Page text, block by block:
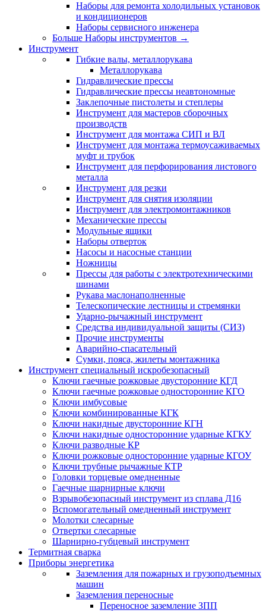
Наборы для ремонта холодильных установок
и кондиционеров
Наборы сервисного инженера
Больше Наборы инструментов →
Инструмент
Гибкие валы, металлорукава
Металлорукава
Гидравлические прессы
Гидравлические прессы неавтономные
Заклепочные пистолеты и степлеры
Инструмент для мастеров сборочных
производств
Инструмент для монтажа СИП и ВЛ
Инструмент для монтажа термоусаживаемых
муфт и трубок
Инструмент для перфорирования листового
металла
Инструмент для резки
Инструмент для снятия изоляции
Инструмент для электромонтажников
Механические прессы
Модульные ящики
Наборы отверток
Насосы и насосные станции
Ножницы
Прессы для работы с электротехническими
шинами
Рукава маслонаполненные
Телескопические лестницы и стремянки
Ударно-рычажный инструмент
Средства индивидуальной защиты (СИЗ)
Прочие инструменты
Аварийно-спасательный
Сумки, пояса, жилеты монтажника
Инструмент специальный искробезопасный
Ключи гаечные рожковые двусторонние КГД
Ключи гаечные рожковые односторонние КГО
Ключи имбусовые
Ключи комбинированные КГК
Ключи накидные двусторонние КГН
Ключи накидные односторонние ударные КГКУ
Ключи разводные КР
Ключи рожковые односторонние ударные КГОУ
Ключи трубные рычажные КТР
Головки торцевые омедненные
Гаечные шарнирные ключи
Взрывобезопасный инструмент из сплава Д16
Вспомогательный омедненный инструмент
Молотки слесарные
Отвертки слесарные
Шарнирно-губцевый инструмент
Термитная сварка
Приборы энергетика
Заземления для пожарных и грузоподъемных
машин
Заземления переносные
Переносное заземление ЗПП